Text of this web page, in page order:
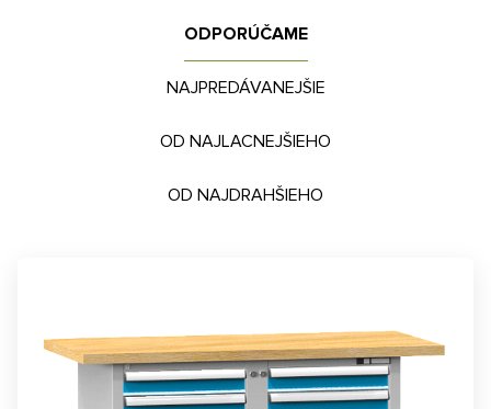
ODPORÚČAME
NAJPREDÁVANEJŠIE
OD NAJLACNEJŠIEHO
OD NAJDRAHŠIEHO